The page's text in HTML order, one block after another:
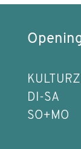
DI-SA
SO+MO